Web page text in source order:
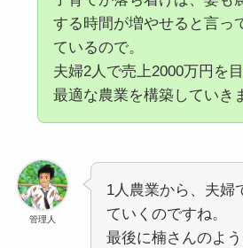
する時間が増やせると言っ
ているので。
夫婦2人で売上2000万円を目
最適な農業を構築していき
管理人
1人農業から、夫婦
ていくのですね。
最後に楠さんのよ